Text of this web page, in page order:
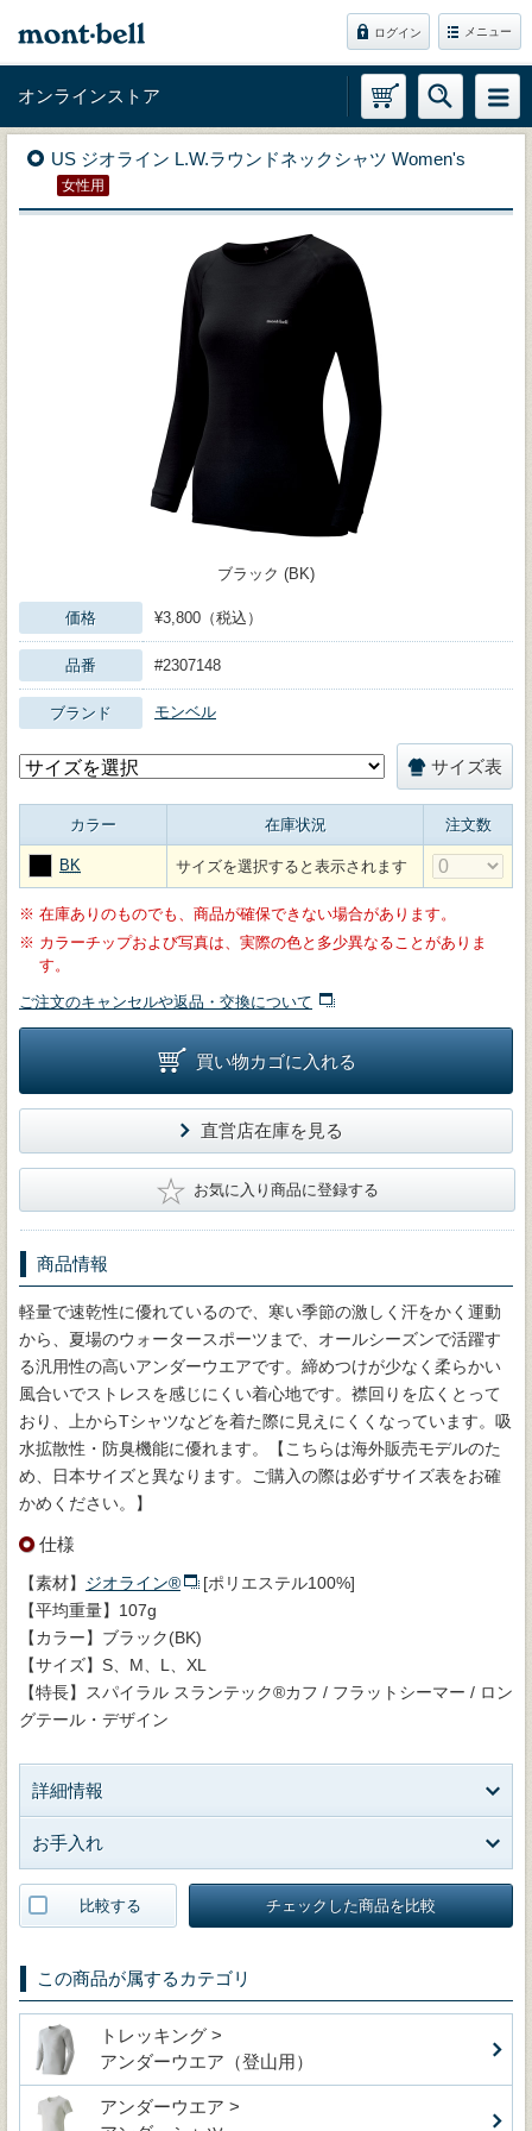
ログイン メニュー
オンラインストア
US ジオライン L.W.ラウンドネックシャツ Women's
女性用
ブラック (BK)
価格 ¥3,800（税込）
品番 #2307148
ブランド モンベル
サイズ表
カラー 在庫状況 注文数
BK サイズを選択すると表示されます
※ 在庫ありのものでも、商品が確保できない場合があります。
※ カラーチップおよび写真は、実際の色と多少異なることがありま
す。
ご注文のキャンセルや返品・交換について
買い物カゴに入れる
直営店在庫を見る
★ お気に入り商品に登録する
商品情報
軽量で速乾性に優れているので、寒い季節の激しく汗をかく運動
から、夏場のウォータースポーツまで、オールシーズンで活躍す
る汎用性の高いアンダーウエアです。締めつけが少なく柔らかい
風合いでストレスを感じにくい着心地です。襟回りを広くとって
おり、上からTシャツなどを着た際に見えにくくなっています。吸
水拡散性・防臭機能に優れます。【こちらは海外販売モデルのた
め、日本サイズと異なります。ご購入の際は必ずサイズ表をお確
かめください。】
仕様
【素材】 ジオライン®
[ポリエステル100%]
【平均重量】107g
【カラー】ブラック(BK)
【サイズ】S、M、L、XL
【特長】スパイラル スランテック®カフ / フラットシーマー / ロン
グテール・デザイン
詳細情報
お手入れ
比較する チェックした商品を比較
この商品が属するカテゴリ
トレッキング >
アンダーウエア（登山用）
アンダーウエア >